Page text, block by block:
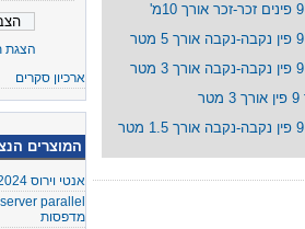
הצגת
ארכיון סקרים
המוצרים
אנטי וירוס NOD32 2024 חידוש
מדפסות